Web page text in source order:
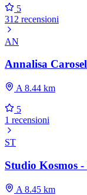
5
312 recensioni
AN
Annalisa
A 8.44 km
5
1 recensioni
ST
Studio Kosmos
A 8.45 km